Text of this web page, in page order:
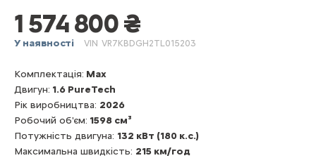
1 574 800 ₴
У наявності VIN VR7KBDGH2TL015203
Комплектація: Max
Двигун: 1.6 PureTech
Рік виробництва: 2026
Робочий об'єм: 1598 см³
Потужність двигуна: 132 кВт (180 к.с.)
Максимальна швидкість: 215 км/год